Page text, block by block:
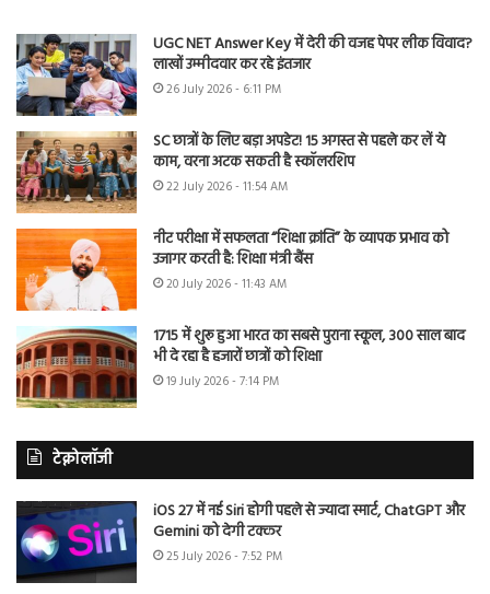
UGC NET Answer Key में देरी की वजह पेपर लीक विवाद?
लाखों उम्मीदवार कर रहे इंतजार
26 July 2026 - 6:11 PM
SC छात्रों के लिए बड़ा अपडेट! 15 अगस्त से पहले कर लें ये
काम, वरना अटक सकती है स्कॉलरशिप
22 July 2026 - 11:54 AM
नीट परीक्षा में सफलता “शिक्षा क्रांति” के व्यापक प्रभाव को
उजागर करती है: शिक्षा मंत्री बैंस
20 July 2026 - 11:43 AM
1715 में शुरू हुआ भारत का सबसे पुराना स्कूल, 300 साल बाद
भी दे रहा है हजारों छात्रों को शिक्षा
19 July 2026 - 7:14 PM
टेक्नोलॉजी
iOS 27 में नई Siri होगी पहले से ज्यादा स्मार्ट, ChatGPT और
Gemini को देगी टक्कर
25 July 2026 - 7:52 PM